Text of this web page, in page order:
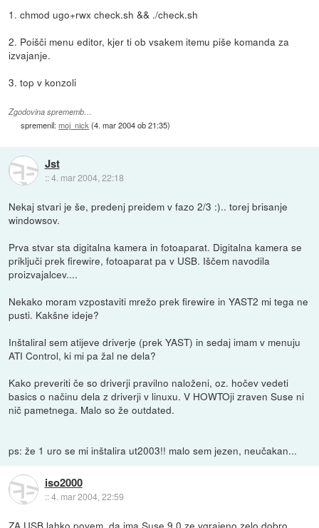
1. chmod ugo+rwx check.sh && ./check.sh
2. Poišči menu editor, kjer ti ob vsakem itemu piše komanda za
izvajanje.
3. top v konzoli
Zgodovina sprememb…
spremenil:moj_nick (4. mar 2004 ob 21:35)
Jst
::4. mar 2004, 22:18
Nekaj stvari je še, predenj preidem v fazo 2/3 :).. torej brisanje
windowsov.
Prva stvar sta digitalna kamera in fotoaparat. Digitalna kamera se
priključi prek firewire, fotoaparat pa v USB. Iščem navodila
proizvajalcev....
Nekako moram vzpostaviti mrežo prek firewire in YAST2 mi tega ne
pusti. Kakšne ideje?
Inštaliral sem atijeve driverje (prek YAST) in sedaj imam v menuju
ATI Control, ki mi pa žal ne dela?
Kako preveriti če so driverji pravilno naloženi, oz. hočev vedeti
basics o načinu dela z driverji v linuxu. V HOWTOji zraven Suse ni
nič pametnega. Malo so že outdated.
ps: že 1 uro se mi inštalira ut2003!! malo sem jezen, neučakan...
iso2000
::4. mar 2004, 22:59
ZA USB lahko povem, da ima Suse 9.0 ze vgrajeno zelo dobro